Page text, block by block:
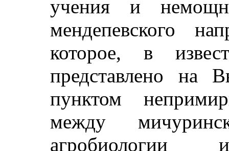
учения и
мендепевского
которое, в
представлено на
пунктом
между
агробиологии